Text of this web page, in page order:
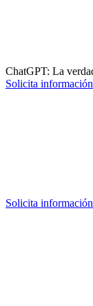
ChatGPT: La
Solicita información
Solicita información